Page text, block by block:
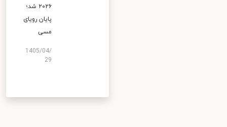
۲۰۲۶ شد؛
پایان رویای
مسی
1405/04/
29